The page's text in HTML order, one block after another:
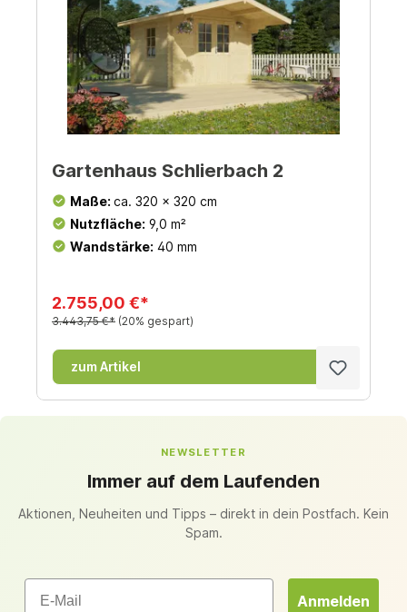
Gartenhaus Schlierbach 2
Maße: ca. 320 x 320 cm
Nutzfläche: 9,0 m²
Wandstärke: 40 mm
2.755,00 €*
3.443,75 €* (20% gespart)
zum Artikel
NEWSLETTER
Immer auf dem Laufenden
Aktionen, Neuheiten und Tipps – direkt in dein Postfach. Kein
Spam.
Email
Anmelden